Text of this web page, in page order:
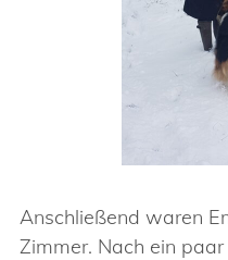
Anschließend waren
Zimmer. Nach ein